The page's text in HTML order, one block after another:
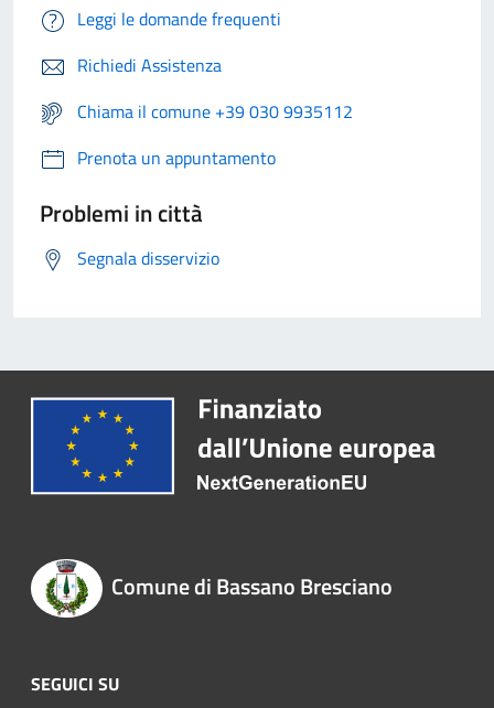
Leggi le domande frequenti
Richiedi Assistenza
Chiama il comune +39 030 9935112
Prenota un appuntamento
Problemi in città
Segnala disservizio
Comune di Bassano Bresciano
SEGUICI SU